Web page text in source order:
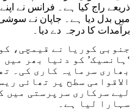
ذریعے راج کیا ہے۔ فرانس نے
میں بدل دیا ہے۔ جاپان نے
برآمدات کا درجہ دے دیا۔
جنوبی کوریا نے قیمچی،
‘ہانسیک’ کو دنیا بھر
بھاری سرمایہ کاری کی۔
الاقوامی سطح پر تھائی
لیے سرکاری سرپرستی میں
سہارا لیا ہے۔